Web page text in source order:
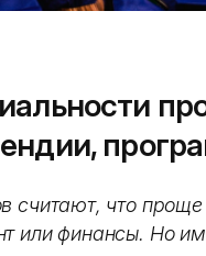
считают, что
или финансы. Но